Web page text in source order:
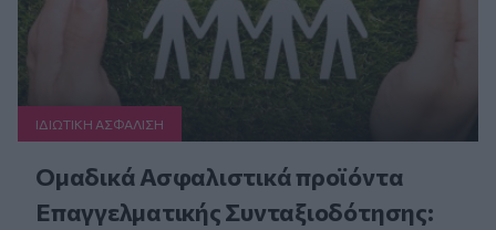
ΙΔΙΩΤΙΚΗ ΑΣΦAΛΙΣΗ
Ομαδικά Ασφαλιστικά προϊόντα
Επαγγελματικής Συνταξιοδότησης: